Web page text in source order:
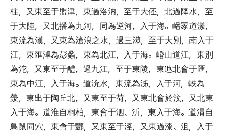
柱， 又東至于盟津， 東過洛汭， 至于大伾， 北過降水， 至
于大陸， 又北播為九河， 同為逆河， 入于海。 嶓冢道漾，
東流為漢， 又東為滄浪之水， 過三澨， 至于大別， 南入于
江， 東匯澤為彭蠡， 東為北江， 入于海。 崏山道江， 東別
為沱， 又東至于醴， 過九江， 至于東陵， 東迆北會于匯，
東為中江， 入于海。 道沇水， 東流為泲， 入于河， 軼為
滎， 東出于陶丘北， 又東至于荷， 又東北會於汶，
又北東
入于海。 道淮自桐柏， 東會于泗、 沂， 東入于海。 道渭自
鳥鼠同穴， 東會于酆， 又東至于涇， 又東過漆、 沮，
入于